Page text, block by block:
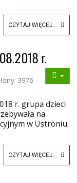
CZYTAJ WIĘCEJ...
r.
3976
r. grupa dzieci
na
w Ustroniu.
CZYTAJ WIĘCEJ...